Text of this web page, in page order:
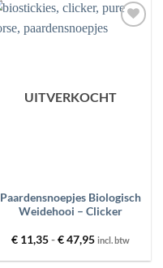
UITVERKOCHT
Paardensnoepjes Biologisch
Weidehooi – Clicker
€11,35 - €47,95Prijsklasse:
tot
incl. btw